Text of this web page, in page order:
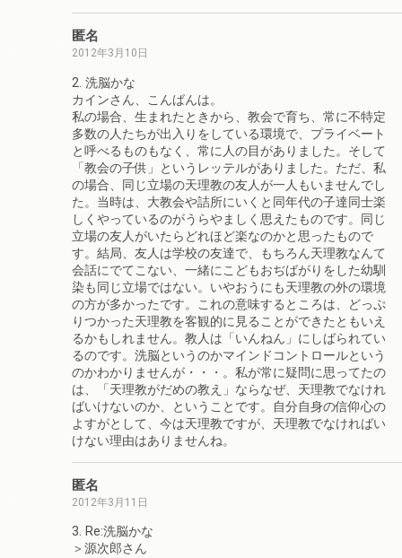
匿名
2012年3月10日
2. 洗脳かな
カインさん、こんばんは。
私の場合、生まれたときから、教会で育ち、常に不特定
多数の人たちが出入りをしている環境で、プライベート
と呼べるものもなく、常に人の目がありました。そして
「教会の子供」というレッテルがありました。ただ、私
の場合、同じ立場の天理教の友人が一人もいませんでし
た。当時は、大教会や詰所にいくと同年代の子達同士楽
しくやっているのがうらやましく思えたものです。同じ
立場の友人がいたらどれほど楽なのかと思ったもので
す。結局、友人は学校の友達で、もちろん天理教なんて
会話にでてこない、一緒にこどもおぢばがりをした幼馴
染も同じ立場ではない。いやおうにも天理教の外の環境
の方が多かったです。これの意味するところは、どっぷ
りつかった天理教を客観的に見ることができたともいえ
るかもしれません。教人は「いんねん」にしばられてい
るのです。洗脳というのかマインドコントロールという
のかわかりませんが・・・。私が常に疑問に思ってたの
は、「天理教がだめの教え」ならなぜ、天理教でなけれ
ばいけないのか、ということです。自分自身の信仰心の
よすがとして、今は天理教ですが、天理教でなければい
けない理由はありませんね。
匿名
2012年3月11日
3. Re:洗脳かな
＞源次郎さん